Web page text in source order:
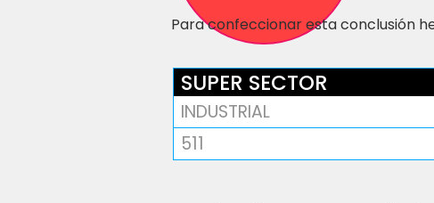
Para confeccionar esta conclusión
SUPER SECTOR
INDUSTRIAL
511